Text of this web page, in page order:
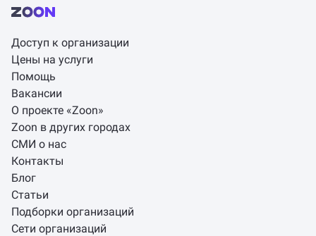
Доступ к организации
Цены на услуги
Помощь
Вакансии
О проекте «Zoon»
Zoon в других городах
СМИ о нас
Контакты
Блог
Статьи
Подборки организаций
Сети организаций